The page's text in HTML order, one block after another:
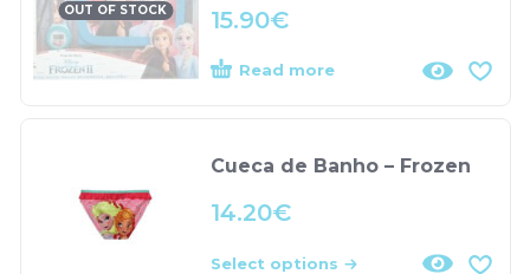
OUT OF STOCK 15.90€
Read more
Cueca de Banho – Frozen
14.20€
Select options